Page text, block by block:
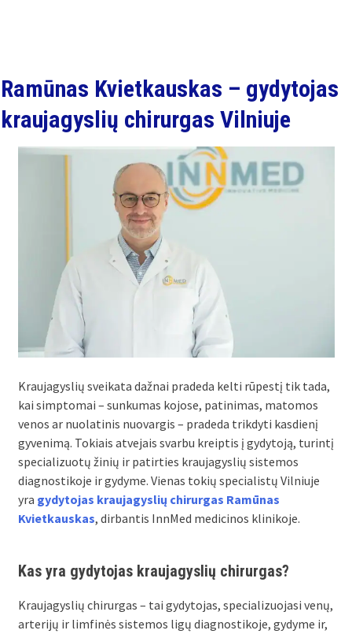
Ramūnas Kvietkauskas – gydytojas
kraujagyslių chirurgas Vilniuje
Kraujagyslių sveikata dažnai pradeda kelti rūpestį tik tada,
kai simptomai – sunkumas kojose, patinimas, matomos
venos ar nuolatinis nuovargis – pradeda trikdyti kasdienį
gyvenimą. Tokiais atvejais svarbu kreiptis į gydytoją, turintį
specializuotų žinių ir patirties kraujagyslių sistemos
diagnostikoje ir gydyme. Vienas tokių specialistų Vilniuje
yra gydytojas kraujagyslių chirurgas Ramūnas
Kvietkauskas, dirbantis InnMed medicinos klinikoje.
Kas yra gydytojas kraujagyslių chirurgas?
Kraujagyslių chirurgas – tai gydytojas, specializuojasi venų,
arterijų ir limfinės sistemos ligų diagnostikoje, gydyme ir,